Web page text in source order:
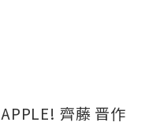
齊藤 晋作